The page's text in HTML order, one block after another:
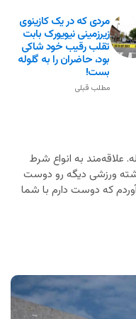
مردی که در یک کازینوی
زیرزمینی نیویورک بابت
تقلب رقیب خود شاکی
بود، حاضران را به گلوله
بست!
مطلب قبلی
به انواع شرط
ورزشی دیگه رو دوست
که دوست دارم با شما